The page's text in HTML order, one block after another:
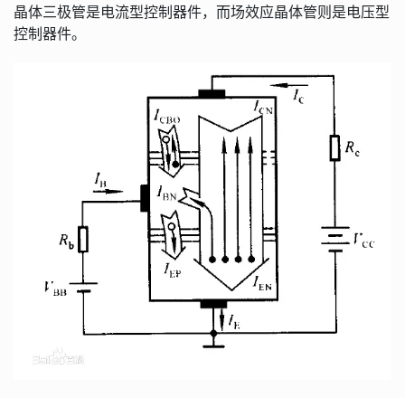
晶体三极管是电流型控制器件，而场效应晶体管则是电压型
控制器件。